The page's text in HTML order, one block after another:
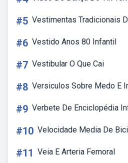
#5 Vestimentas Tradicionais
#6 Vestido Anos 80 Infantil
#7 Vestibular O Que Cai
#8 Versiculos Sobre Medo E
#9 Verbete De Enciclopédia
#10 Velocidade Media De
#11 Veia E Arteria Femoral